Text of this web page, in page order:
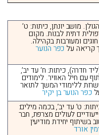
מושב יונתן, כיתות: ט’
דתית לבנות. מקום
ומעורבות בקהילה.
קריאה על כפר הנוער
חדרה), כיתות: ח’ עד יב’,
עם חיל האוויר. לימודים
ללימודי המשך לתואר
כפר הנוער בן יקיר
ט’ עד יב’, בכמה מילים:
לעולים מצרפת, חבר
בשיתוף יחידת מודיעין
ימין אורד